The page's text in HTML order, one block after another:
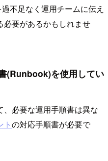
不足なく運用チームに伝え
必要があるかもしれませ
(Runbook)を使用してい
必要な運用手順書は異な
トの対応手順書が必要で